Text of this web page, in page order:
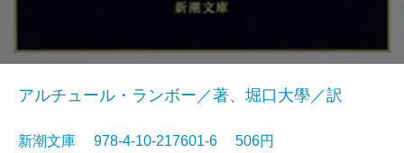
アルチュール・ランボー／著、堀口大學／訳
新潮文庫 978-4-10-217601-6 506円